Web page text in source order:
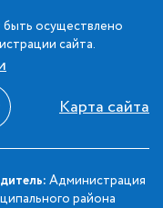
осуществлено
сайта.
Карта сайта
Администрация
района